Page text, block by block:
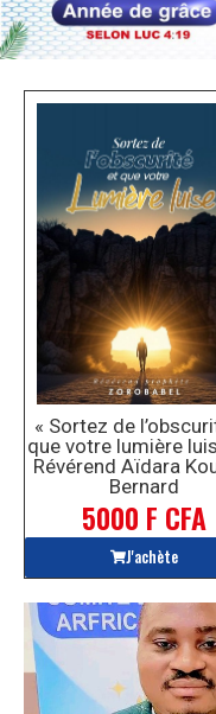
« Sortez de
que votre lumière
Révérend Aïdara
Bernard
5000 F CFA
J'achète